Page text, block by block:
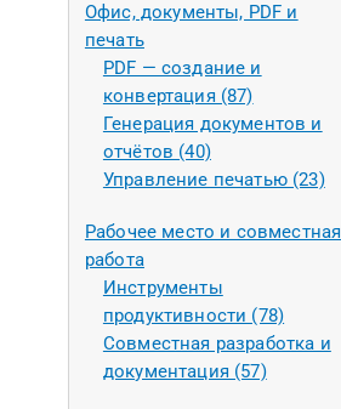
Офис, документы, PDF и
печать
PDF — создание и
конвертация (87)
Генерация документов и
отчётов (40)
Управление печатью (23)
Рабочее место и совместная
работа
Инструменты
продуктивности (78)
Совместная разработка и
документация (57)